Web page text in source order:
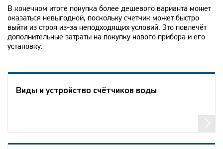
В конечном итоге покупка более дешевого варианта может
оказаться невыгодной, поскольку счетчик может быстро
выйти из строя из-за неподходящих условий. Это повлечёт
дополнительные затраты на покупку нового прибора и его
установку.
Виды и устройство счётчиков воды